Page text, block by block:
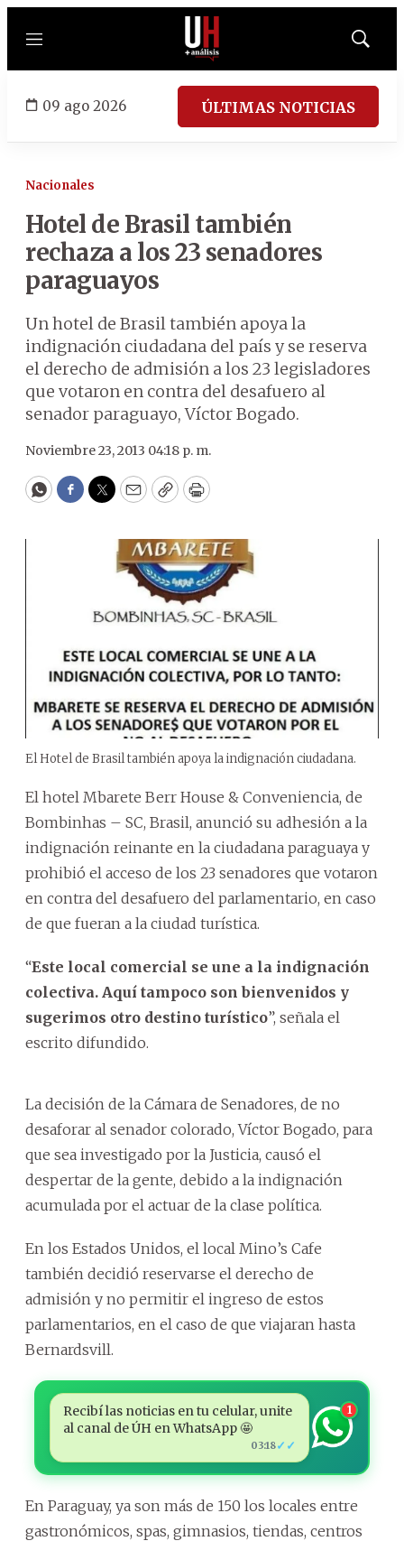
Menú
Mostrar
09 ago 2026 ÚLTIMAS NOTICIAS
Nacionales
Hotel de Brasil también
rechaza a los 23 senadores
paraguayos
Un hotel de Brasil también apoya la
indignación ciudadana del país y se reserva
el derecho de admisión a los 23 legisladores
que votaron en contra del desafuero al
senador paraguayo, Víctor Bogado.
Noviembre 23, 2013 04:18 p. m.
WhatsApp
Facebook
Twitter
EmailCopyPrint
El Hotel de Brasil también apoya la indignación ciudadana.
El hotel Mbarete Berr House & Conveniencia, de
Bombinhas – SC, Brasil, anunció su adhesión a la
indignación reinante en la ciudadana paraguaya y
prohibió el acceso de los 23 senadores que votaron
en contra del desafuero del parlamentario, en caso
de que fueran a la ciudad turística.
“Este local comercial se une a la indignación
colectiva. Aquí tampoco son bienvenidos y
sugerimos otro destino turístico”, señala el
escrito difundido.
La decisión de la Cámara de Senadores, de no
desaforar al senador colorado, Víctor Bogado, para
que sea investigado por la Justicia, causó el
despertar de la gente, debido a la indignación
acumulada por el actuar de la clase política.
En los Estados Unidos, el local Mino’s Cafe
también decidió reservarse el derecho de
admisión y no permitir el ingreso de estos
parlamentarios, en el caso de que viajaran hasta
Bernardsvill.
Recibí las noticias en tu celular, unite
al canal de ÚH en WhatsApp 🤩
03:18✓✓
1
En Paraguay, ya son más de 150 los locales entre
gastronómicos, spas, gimnasios, tiendas, centros